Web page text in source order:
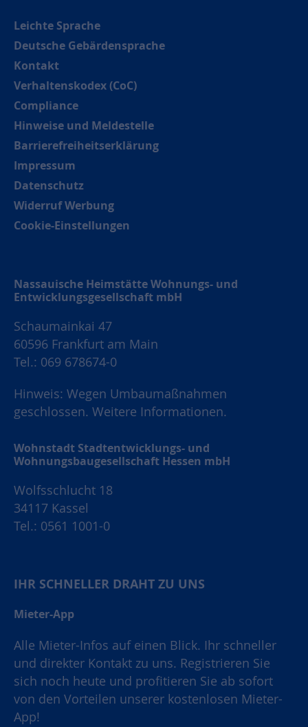
Leichte Sprache
Deutsche Gebärdensprache
Kontakt
Verhaltenskodex (CoC)
Compliance
Hinweise und Meldestelle
Barrierefreiheitserklärung
Impressum
Datenschutz
Widerruf Werbung
Cookie-Einstellungen
Nassauische Heimstätte Wohnungs- und
Entwicklungsgesellschaft mbH
Schaumainkai 47
60596 Frankfurt am Main
Tel.: 069 678674-0
Hinweis: Wegen Umbaumaßnahmen
geschlossen. Weitere Informationen.
Wohnstadt Stadtentwicklungs- und
Wohnungsbaugesellschaft Hessen mbH
Wolfsschlucht 18
34117 Kassel
Tel.: 0561 1001-0
IHR SCHNELLER DRAHT ZU UNS
Mieter-App
Alle Mieter-Infos auf einen Blick. Ihr schneller
und direkter Kontakt zu uns. Registrieren Sie
sich noch heute und profitieren Sie ab sofort
von den Vorteilen unserer kostenlosen Mieter-
App!